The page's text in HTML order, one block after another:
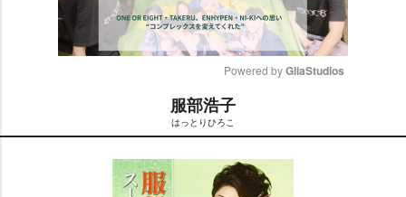
t
e
Powered by GliaStudios
服部浩子
はっとりひろこ